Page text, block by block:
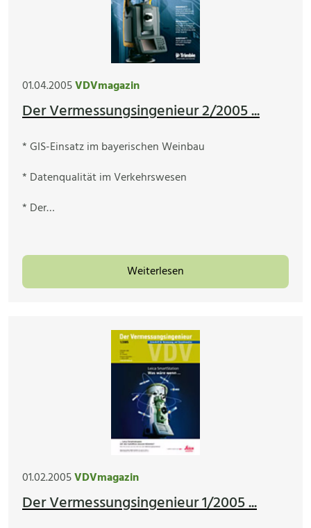
01.04.2005VDVmagazin
Der Vermessungsingenieur 2/2005 ...
* GIS-Einsatz im bayerischen Weinbau
* Datenqualität im Verkehrswesen
* Der…
Weiterlesen
01.02.2005VDVmagazin
Der Vermessungsingenieur 1/2005 ...